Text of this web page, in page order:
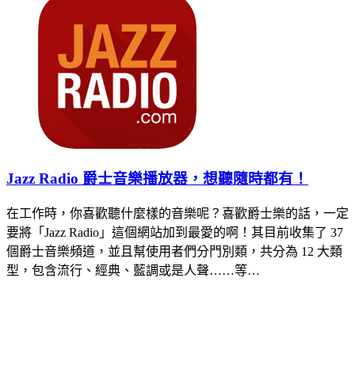
Jazz Radio 爵士音樂播放器，想聽隨時都有！
在工作時，你喜歡聽什麼樣的音樂呢？喜歡爵士樂的話，一定
要將「Jazz Radio」這個網站加到最愛的啊！其目前收集了 37
個爵士音樂頻道，並且幫使用者們分門別類，共分為 12 大類
型，包含流行、經典、藍調或是人聲……等…